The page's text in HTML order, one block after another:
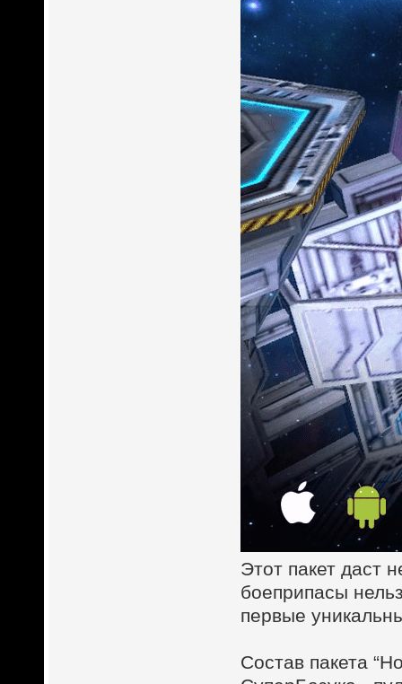
Этот пакет даст
боеприпасы
первые
Состав пакета